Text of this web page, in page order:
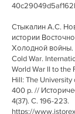
Стыкалин А.С.
истории
Холодной войны.
Cold War.
World War II to the
Hill: The University
400 p. //
4(37). С. 196-223.
https://